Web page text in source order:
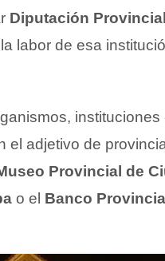
Diputación Provincial
labor de esa
instituciones
el adjetivo de
Provincial de
o el Banco